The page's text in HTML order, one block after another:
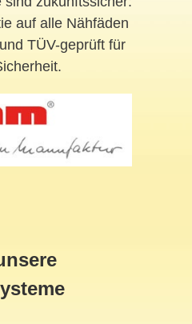
auf alle Nähfäden
TÜV-geprüft für